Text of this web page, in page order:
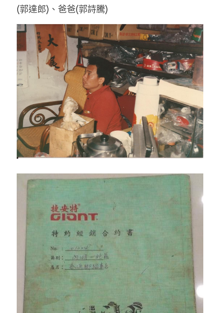
(郭達郎)、 爸爸(郭詩騰)